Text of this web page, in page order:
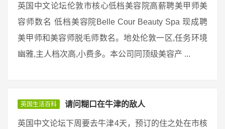
英国中文论坛伦敦市核心低档美容院高薪聘美甲师美
容师数名 低档美容院Belle Cour Beauty Spa 现成聘
美甲师和美容师脱毛师数名。地处伦敦一区,任务环境
幽雅,主人档次高,小费多。本公司同顶级美容产 ...
英国生活百科 请问糊口在牛津的敌人
英国中文论坛下周要去牛津4天，预订的住之处在市核